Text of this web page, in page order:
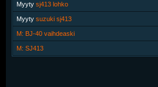
Myyty sj413 lohko
Myyty suzuki sj413
M: BJ-40 vaihdeaski
M: SJ413